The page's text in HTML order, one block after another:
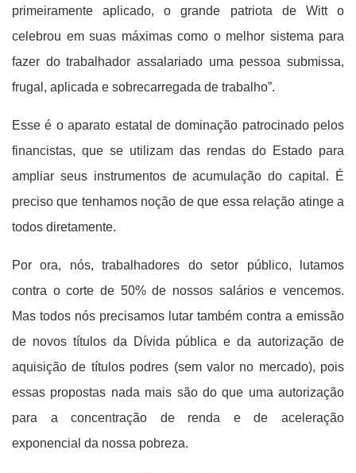
primeiramente aplicado, o grande patriota de Witt o
celebrou em suas máximas como o melhor sistema para
fazer do trabalhador assalariado uma pessoa submissa,
frugal, aplicada e sobrecarregada de trabalho”.
Esse é o aparato estatal de dominação patrocinado pelos
financistas, que se utilizam das rendas do Estado para
ampliar seus instrumentos de acumulação do capital. É
preciso que tenhamos noção de que essa relação atinge a
todos diretamente.
Por ora, nós, trabalhadores do setor público, lutamos
contra o corte de 50% de nossos salários e vencemos.
Mas todos nós precisamos lutar também contra a emissão
de novos títulos da Dívida pública e da autorização de
aquisição de títulos podres (sem valor no mercado), pois
essas propostas nada mais são do que uma autorização
para a concentração de renda e de aceleração
exponencial da nossa pobreza.